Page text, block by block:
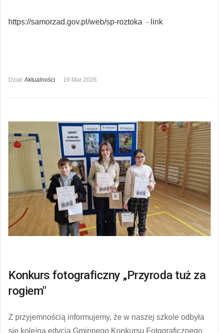
https://samorzad.gov.pl/web/sp-roztoka - link
Dział:Aktualności 19 Mar 2026
Konkurs fotograficzny „Przyroda tuż za
rogiem"
Z przyjemnością informujemy, że w naszej szkole odbyła
się kolejna edycja Gminnego Konkursu Fotograficznego